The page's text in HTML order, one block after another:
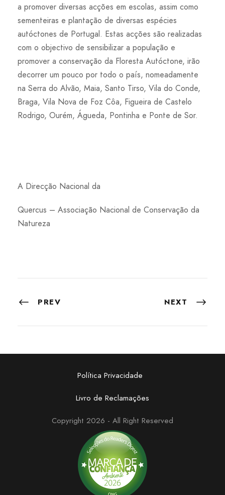
a promover diversas acções em escolas, assim como
sementeiras e plantação de diversas espécies
autóctones de Portugal. Estas acções são realizadas
com o objectivo de sensibilizar a população e
promover a conservação da Floresta Autóctone, irão
decorrer um pouco por todo o país, nomeadamente
na Serra do Alvão, Maia, Santo Tirso, Vila do Conde,
Braga, Vila Nova de Foz Côa, Figueira de Castelo
Rodrigo, Ourém, Águeda, Pontinha e Ponte de Sor.
A Direcção Nacional da
Quercus – Associação Nacional de Conservação da
Natureza
PREV NEXT
Política Privacidade
Livro de Reclamações
Copyright 2026 - All Right Reserved